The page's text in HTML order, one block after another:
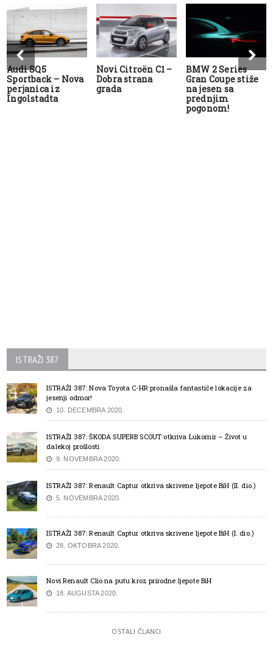
Audi SQ5
Sportback – Nova
perjanica iz
Ingolstadta
Novi Citroën C1 –
Dobra strana
grada
BMW 2 Series
Gran Coupe stiže
na jesen sa
prednjim
pogonom!
ISTRAŽI 387
ISTRAŽI 387: Nova Toyota C-HR pronašla fantastiče lokacije za
jesenji odmor!
10. DECEMBRA 2020.
ISTRAŽI 387: ŠKODA SUPERB SCOUT otkriva Lukomir – Život u
dalekoj prošlosti
9. NOVEMBRA 2020.
ISTRAŽI 387: Renault Captur otkriva skrivene ljepote BiH (II. dio.)
5. NOVEMBRA 2020.
ISTRAŽI 387: Renault Captur otkriva skrivene ljepote BiH (I. dio.)
28. OKTOBRA 2020.
Novi Renault Clio na putu kroz prirodne ljepote BiH
18. AUGUSTA 2020.
OSTALI ČLANCI